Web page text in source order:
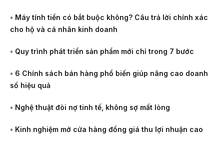
• Máy tính tiền có bắt buộc không? Câu trả lời chính xác
cho hộ và cá nhân kinh doanh
• Quy trình phát triển sản phẩm mới chỉ trong 7 bước
• 6 Chính sách bán hàng phổ biến giúp nâng cao doanh
số hiệu quả
• Nghệ thuật đòi nợ tinh tế, không sợ mất lòng
• Kinh nghiệm mở cửa hàng đồng giá thu lợi nhuận cao